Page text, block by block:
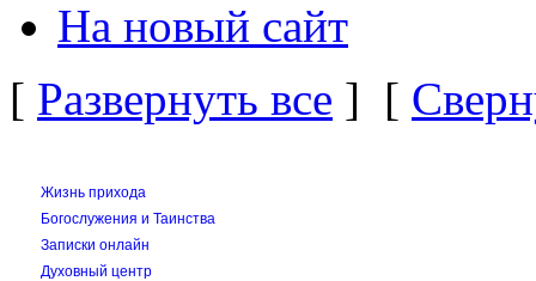
На новый сайт
[ Развернуть все ] [
Жизнь прихода
Богослужения и Таинства
Записки онлайн
Духовный центр